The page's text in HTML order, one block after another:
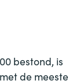
bestond, is
de meeste